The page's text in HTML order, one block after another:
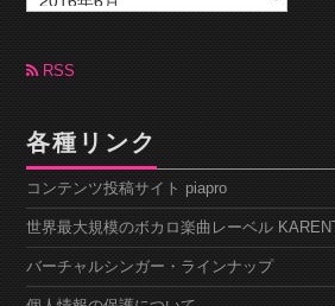
カ
ブRSS
各種リンク
コンテンツ投稿サイト piapro
世界最大規模のボカロ楽曲レーベル KARENT
バーチャルシンガー・ラインナップ